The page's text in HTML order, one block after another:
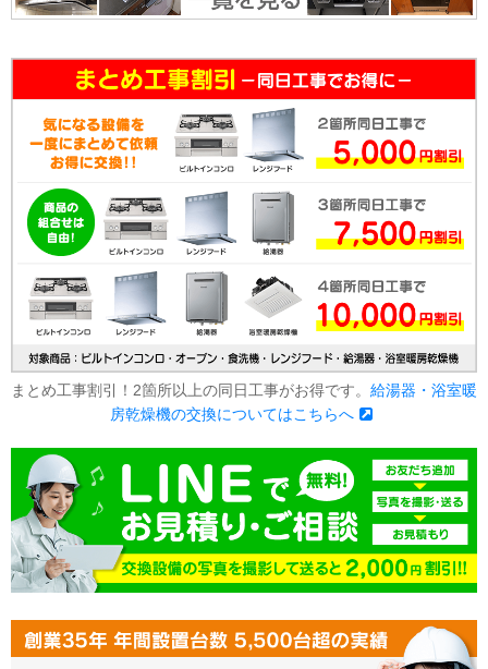
まとめ工事割引！2箇所以上の同日工事がお得です。 給湯器・浴室暖
房乾燥機の交換についてはこちらへ